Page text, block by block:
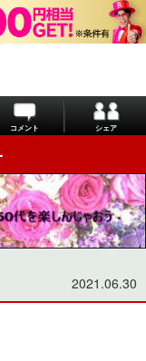
コメント シェア
2021.06.30